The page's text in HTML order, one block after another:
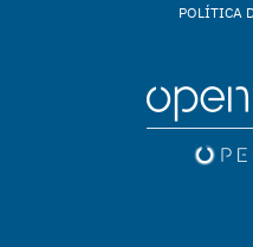
POLÍTICA